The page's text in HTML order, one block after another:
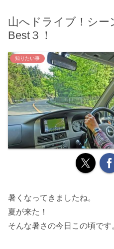
山へドライブ！シ
Best３！
知りたい事
暑くなってきましたね。
夏が来た！
そんな暑さの今日この頃です